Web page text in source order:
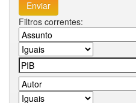
Filtros correntes: